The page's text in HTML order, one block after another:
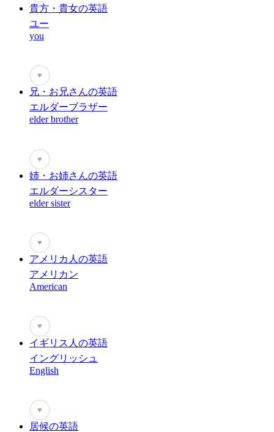
貴方・貴女の英語
ユー
you
♥
兄・お兄さんの英語
エルダーブラザー
elder brother
♥
姉・お姉さんの英語
エルダーシスター
elder sister
♥
アメリカ人の英語
アメリカン
American
♥
イギリス人の英語
イングリッシュ
English
♥
居候の英語